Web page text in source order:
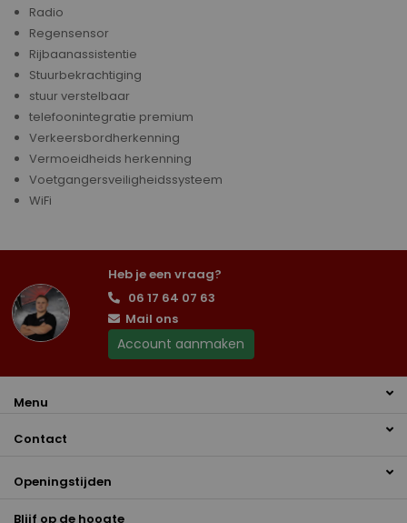
Radio
Regensensor
Rijbaanassistentie
Stuurbekrachtiging
stuur verstelbaar
telefoonintegratie premium
Verkeersbordherkenning
Vermoeidheids herkenning
Voetgangersveiligheidssysteem
WiFi
Heb je een vraag?
06 17 64 07 63
Mail ons
Account aanmaken
Menu
Contact
Openingstijden
Blijf op de hoogte